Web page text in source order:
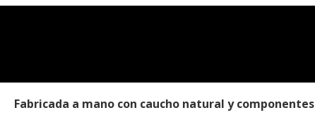
Fabricada a mano con caucho natural y componentes